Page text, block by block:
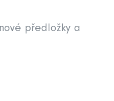
předložky a